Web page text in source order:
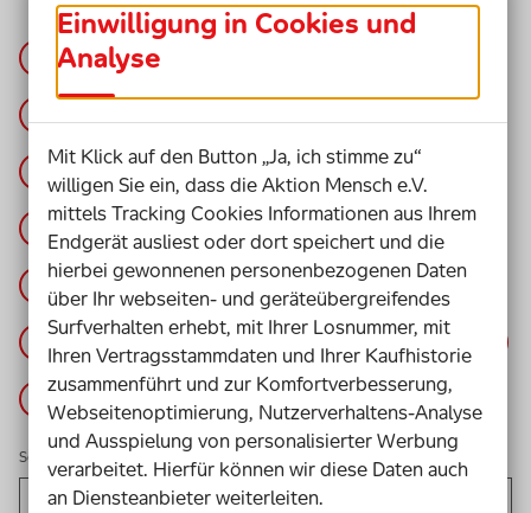
Schulische Inklusion
Kinder- und Jugendarbeit Unsicherheit
Fortbildungen Sensibilisierung
Praxistipps Mobbing
Schulbegleitung Assistenz Planung
Erfahrung DGS
Sortieren nach:
Einwilligung in Cookies und
Analyse
Mit Klick auf den Button „Ja, ich stimme zu“
willigen Sie ein, dass die Aktion Mensch e.V.
mittels Tracking Cookies Informationen aus Ihrem
Endgerät ausliest oder dort speichert und die
hierbei gewonnenen personenbezogenen Daten
über Ihr webseiten- und geräteübergreifendes
Surfverhalten erhebt, mit Ihrer Losnummer, mit
Ihren Vertragsstammdaten und Ihrer Kaufhistorie
zusammenführt und zur Komfortverbesserung,
Webseitenoptimierung, Nutzerverhaltens-Analyse
und Ausspielung von personalisierter Werbung
verarbeitet. Hierfür können wir diese Daten auch
an Diensteanbieter weiterleiten.